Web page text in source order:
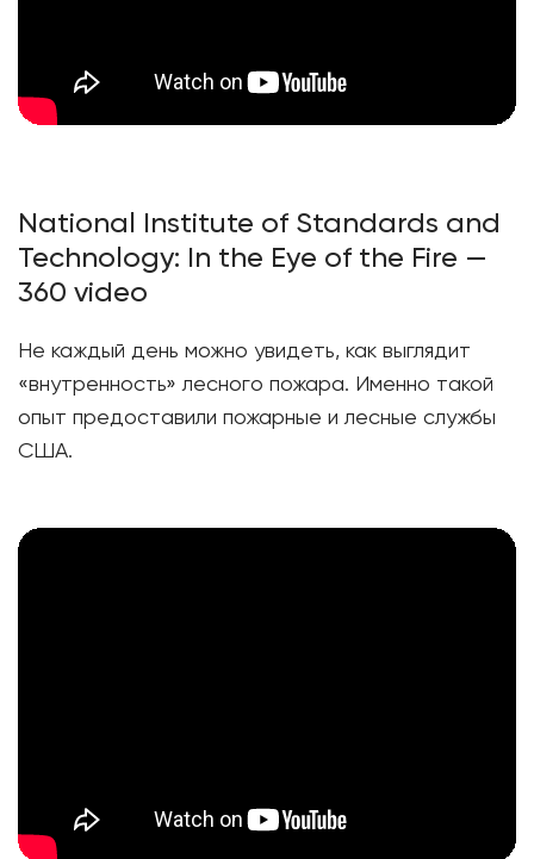
National Institute of Standards and
Technology: In the Eye of the Fire —
360 video
Не каждый день можно увидеть, как выглядит
«внутренность» лесного пожара. Именно такой
опыт предоставили пожарные и лесные службы
США.